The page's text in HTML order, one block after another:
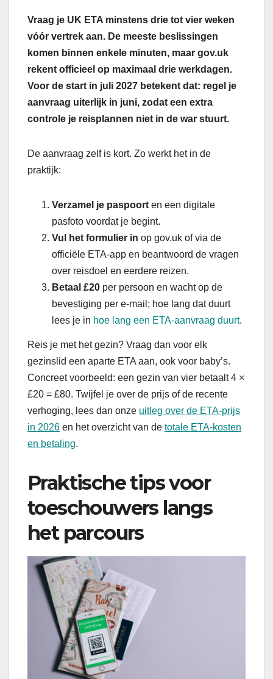
Vraag je UK ETA minstens drie tot vier weken
vóór vertrek aan. De meeste beslissingen
komen binnen enkele minuten, maar gov.uk
rekent officieel op maximaal drie werkdagen.
Voor de start in juli 2027 betekent dat: regel je
aanvraag uiterlijk in juni, zodat een extra
controle je reisplannen niet in de war stuurt.
De aanvraag zelf is kort. Zo werkt het in de
praktijk:
Verzamel je paspoort en een digitale
pasfoto voordat je begint.
Vul het formulier in op gov.uk of via de
officiële ETA-app en beantwoord de vragen
over reisdoel en eerdere reizen.
Betaal £20 per persoon en wacht op de
bevestiging per e-mail; hoe lang dat duurt
lees je in hoe lang een ETA-aanvraag duurt.
Reis je met het gezin? Vraag dan voor elk
gezinslid een aparte ETA aan, ook voor baby’s.
Concreet voorbeeld: een gezin van vier betaalt 4 ×
£20 = £80. Twijfel je over de prijs of de recente
verhoging, lees dan onze uitleg over de ETA-prijs
in 2026 en het overzicht van de totale ETA-kosten
en betaling.
Praktische tips voor
toeschouwers langs
het parcours